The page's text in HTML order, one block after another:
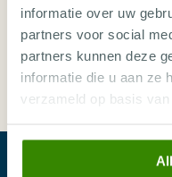
informatie over uw
partners voor social
partners kunnen deze
informatie die u aan ze
verzameld op basis
dag
comfortabele
gerechten en je
onvergetelijke duiken.
uitkomen!
BETROUWBARE
VEILIGE